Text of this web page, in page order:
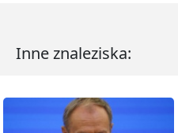
Inne znaleziska: